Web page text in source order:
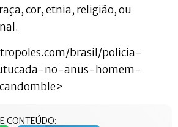
cor, etnia, religião, ou
brasil/policia-
no-anus-homem-
CONTEÚDO: